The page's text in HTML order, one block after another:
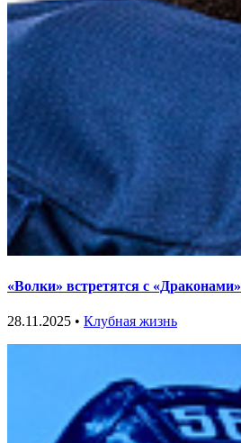
«Волки» встретятся с «Драконами»
28.11.2025 • Клубная жизнь